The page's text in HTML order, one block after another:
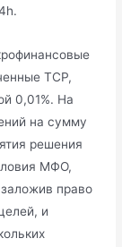
TCP,
0,01%. На
на сумму
решения
МФО,
право
и